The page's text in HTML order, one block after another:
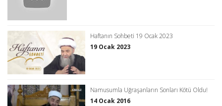
Haftanın Sohbeti 19 Ocak 2023
19 Ocak 2023
Namusumla Uğraşanların Sonları Kötü Oldu!
14 Ocak 2016